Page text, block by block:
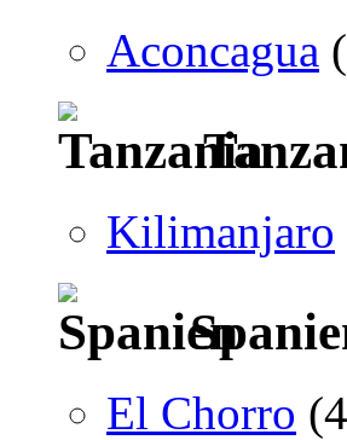
Aconcagua
Kilimanjaro
El Chorro